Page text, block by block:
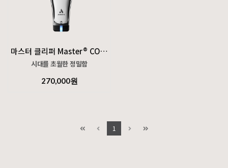
마스터 클리퍼 Master® CORDLESS CLIPPER
시대를 초월한 정밀함
고전은 그럴 만한 이유가 있습니다.
무선 리튬 이온 클리퍼로 최고 품질의 컷을 실행하세요.
270,000원
1